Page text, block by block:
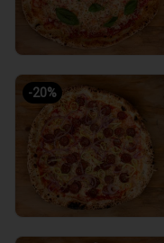
-20%